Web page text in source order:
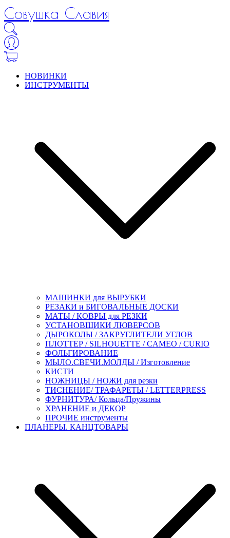
Совушка Славия
НОВИНКИ
ИНСТРУМЕНТЫ
МАШИНКИ для ВЫРУБКИ
РЕЗАКИ и БИГОВАЛЬНЫЕ ДОСКИ
МАТЫ / КОВРЫ для РЕЗКИ
УСТАНОВЩИКИ ЛЮВЕРСОВ
ДЫРОКОЛЫ / ЗАКРУГЛИТЕЛИ УГЛОВ
ПЛОТТЕР / SILHOUETTE / CAMEO / CURIO
ФОЛЬГИРОВАНИЕ
МЫЛО.СВЕЧИ.МОЛДЫ / Изготовление
КИСТИ
НОЖНИЦЫ / НОЖИ для резки
ТИСНЕНИЕ/ ТРАФАРЕТЫ / LETTERPRESS
ФУРНИТУРА/ Кольца/Пружины
ХРАНЕНИЕ и ДЕКОР
ПРОЧИЕ инструменты
ПЛАНЕРЫ. КАНЦТОВАРЫ